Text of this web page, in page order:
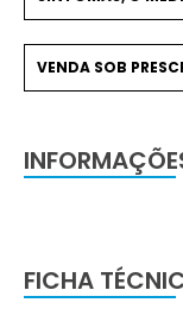
VENDA SOB
FICHA